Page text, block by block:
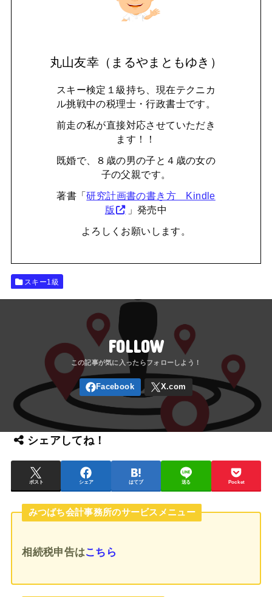
丸山友幸（まるやまともゆき）
スキー検定１級持ち、現在テクニカ
ル挑戦中の税理士・行政書士です。
前走の私が直接対応させていただき
ます！！
既婚で、８歳の男の子と４歳の女の
子の父親です。
著書「研究計画書の書き方 Kindle
版
」発売中
よろしくお願いします。
スキー1級
FOLLOW
シェアしてね！
ポスト シェア はてブ 送る Pocket
みつばち会計事務所のサービスメニュー
相続税申告はこちら